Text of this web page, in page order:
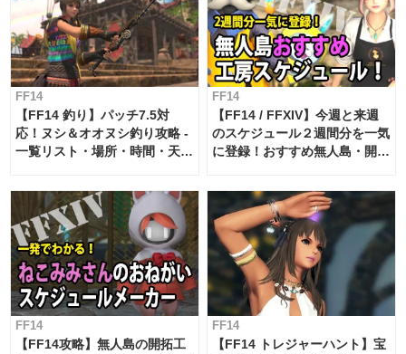
FF14
【FF14 釣り】パッチ7.5対
応！ヌシ＆オオヌシ釣り攻略 -
一覧リスト・場所・時間・天
FF14
【FF14 / FFXIV】今週と来週
のスケジュール２週間分を一気
に登録！おすすめ無人島・開拓
対応 / 毎週更新中】
FF14
【FF14攻略】無人島の開拓工
FF14
【FF14 トレジャーハント】宝